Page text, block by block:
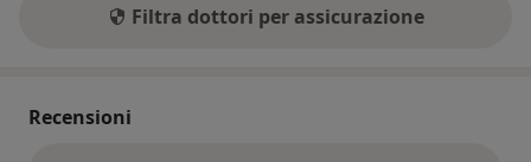
Filtra dottori per assicurazione
Recensioni